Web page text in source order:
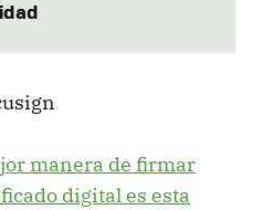
manera de firmar
digital es esta